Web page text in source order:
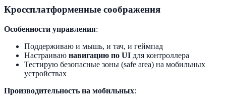
Кроссплатформенные соображения
Особенности управления:
Поддерживаю и мышь, и тач, и геймпад
Настраиваю навигацию по UI для контроллера
Тестирую безопасные зоны (safe area) на мобильных
устройствах
Производительность на мобильных: